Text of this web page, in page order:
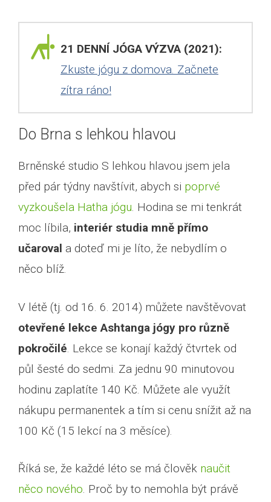
21 DENNÍ JÓGA VÝZVA (2021):
Zkuste jógu z domova. Začnete
zítra ráno!
Do Brna s lehkou hlavou
Brněnské studio S lehkou hlavou jsem jela
před pár týdny navštívit, abych si poprvé
vyzkoušela Hatha jógu. Hodina se mi tenkrát
moc líbila, interiér studia mně přímo
učaroval a doteď mi je líto, že nebydlím o
něco blíž.
V létě (tj. od 16. 6. 2014) můžete navštěvovat
otevřené lekce Ashtanga jógy pro různě
pokročilé. Lekce se konají každý čtvrtek od
půl šesté do sedmi. Za jednu 90 minutovou
hodinu zaplatíte 140 Kč. Můžete ale využít
nákupu permanentek a tím si cenu snížit až na
100 Kč (15 lekcí na 3 měsíce).
Říká se, že každé léto se má člověk naučit
něco nového. Proč by to nemohla být právě